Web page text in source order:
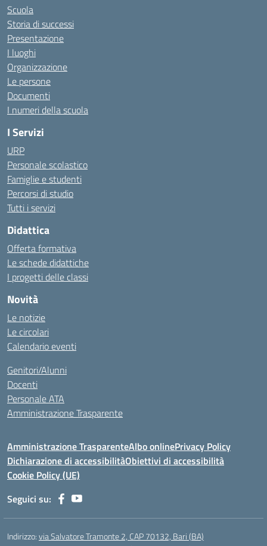
Scuola
Storia di successi
Presentazione
I luoghi
Organizzazione
Le persone
Documenti
I numeri della scuola
I Servizi
URP
Personale scolastico
Famiglie e studenti
Percorsi di studio
Tutti i servizi
Didattica
Offerta formativa
Le schede didattiche
I progetti delle classi
Novità
Le notizie
Le circolari
Calendario eventi
Genitori/Alunni
Docenti
Personale ATA
Amministrazione Trasparente
Amministrazione TrasparenteAlbo onlinePrivacy Policy
Dichiarazione di accessibilitàObiettivi di accessibilità
Cookie Policy (UE)
Seguici su:
Indirizzo:via Salvatore Tramonte 2, CAP 70132, Bari (BA)